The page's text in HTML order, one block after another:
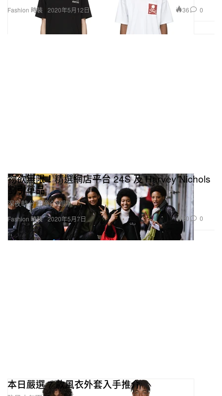
Fashion 時裝 2020年5月12日 36 0
Fashion 時裝
物欲無限！精選網店平台 24S 及 Harvey Nichols
割引單品
深夜時分最適合網購。
2020年5月7日 20 0
本日嚴選 7 款風衣外套入手推介